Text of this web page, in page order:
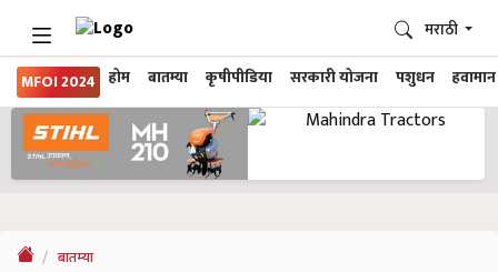
MFOI 2024 होम बातम्या कृषीपीडिया सरकारी योजना पशुधन हवामान
मराठी
बातम्या